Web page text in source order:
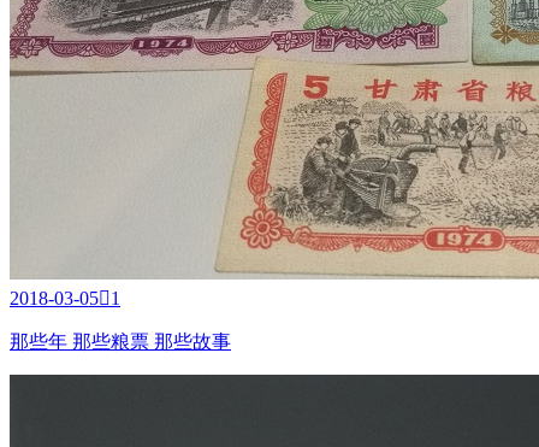
2018-03-051
那些年 那些粮票 那些故事